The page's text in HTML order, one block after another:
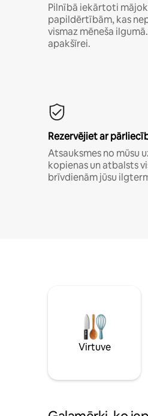
Pilnībā iekārtoti
papildērtībām, kas
vismaz mēneša
apakšīrei.
Rezervējiet ar
Atsauksmes no mūsu
kopienas un atbalsts
brīvdienām jūsu
Virtuve